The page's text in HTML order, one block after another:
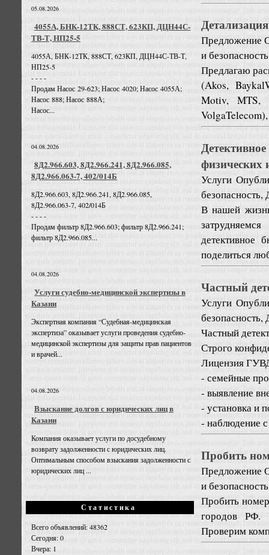
05.08.2026
4055А, БНК-12ТК, 888СТ, 623КП, ДЦН44С-
ТВ-Т, НП25-5
4055А, БНК-12ТК, 888СТ, 623КП, ДЦН44С-ТВ-Т,
НП25-5
- - - -
Продам Насос 29-623; Насос 4020; Насос 4055А;
Насос 888; Насос 888А;
Насос...
04.08.2026
8Д2.966.603, 8Д2.966.241, 8Д2.966.085,
8Д2.966.063-7, 402/014Б
8Д2.966.603, 8Д2.966.241, 8Д2.966.085,
8Д2.966.063-7, 402/014Б
- - - -
Продам фильтр 8Д2.966.603; фильтр 8Д2.966.241;
фильтр 8Д2.966.085...
04.08.2026
Услуги судебно-медицинской экспертизы в
Казани
Экспертная компания “Судебная-медицинская
экспертиза” оказывает услуги проведения судебно-
медицинской экспертизы для защиты прав пациентов
и врачей...
04.08.2026
Взыскание долгов с юридических лиц в
Казани
Компания оказывает услуги по досудебному
возврату задолженности с юридических лиц.
Оптимальным способом взыскания задолженности с
юридических лиц ...
Статистика
Всего объявлений: 48362
Сегодня: 0
Вчера: 1
Предложение
и
Предлагаю
(Akos,
Motiv, MTS,
физических
Услуги
безопасность,
В нашей
поделиться
Частный
Услуги
безопасность,
Частный
Строго
Лицензия
- семейные
- выявление
- установка и
- наблюдение
Пробить
Предложение
и
Пробить
городов РФ.
Проверим